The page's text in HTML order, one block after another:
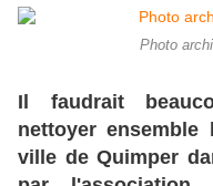
Photo
Il faudrait
nettoyer
ville de Quimper